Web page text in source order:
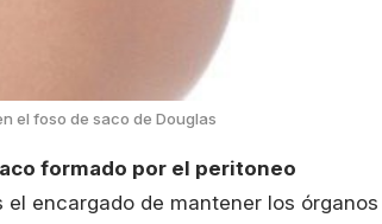
el foso de saco de Douglas
formado por el peritoneo
encargado de mantener los órganos